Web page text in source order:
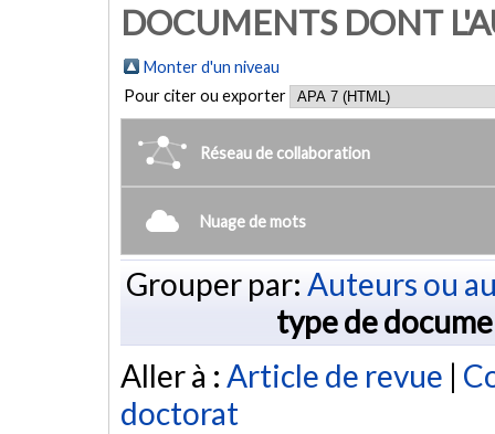
DOCUMENTS DONT
Monter d'un niveau
Pour citer ou exporter
Réseau de collaboration
Nuage de mots
Grouper par: Auteurs ou
type de
Aller à : Article de revue |
doctorat